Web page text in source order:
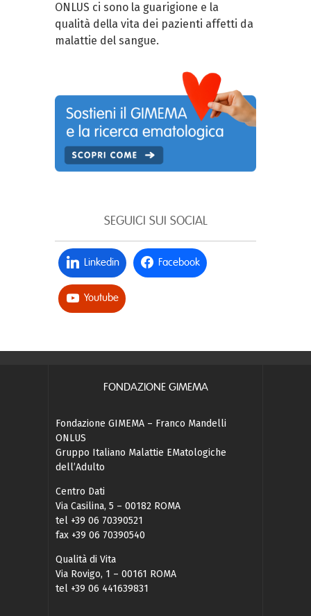
ONLUS ci sono la guarigione e la
qualità della vita dei pazienti affetti da
malattie del sangue.
SEGUICI SUI SOCIAL
Linkedin Facebook
Youtube
FONDAZIONE GIMEMA
Fondazione GIMEMA – Franco Mandelli
ONLUS
Gruppo Italiano Malattie EMatologiche
dell’Adulto
Centro Dati
Via Casilina, 5 – 00182 ROMA
tel +39 06 70390521
fax +39 06 70390540
Qualità di Vita
Via Rovigo, 1 – 00161 ROMA
tel +39 06 441639831